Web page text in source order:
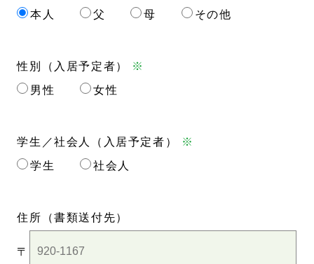
本人
父 母 その他
性別（入居予定者） ※
男性
女性
学生／社会人（入居予定者）
※
学生
社会人
住所 （書類送付先）
〒